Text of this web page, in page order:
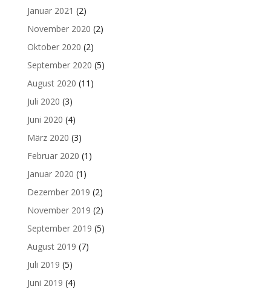
Januar 2021 (2)
November 2020 (2)
Oktober 2020 (2)
September 2020 (5)
August 2020 (11)
Juli 2020 (3)
Juni 2020 (4)
März 2020 (3)
Februar 2020 (1)
Januar 2020 (1)
Dezember 2019 (2)
November 2019 (2)
September 2019 (5)
August 2019 (7)
Juli 2019 (5)
Juni 2019 (4)